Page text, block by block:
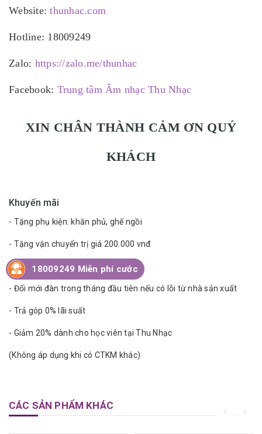
Website:thunhac.com
Hotline: 18009249
Zalo: https://zalo.me/thunhac
Facebook: Trung tâm Âm nhạc Thu Nhạc
XIN CHÂN THÀNH CẢM ƠN QUÝ
KHÁCH
Khuyến mãi
- Tặng phụ kiện: khăn phủ, ghế ngồi
- Tặng vận chuyển trị giá 200.000 vnđ
- Bảo hành 1 năm
- Đổi mới đàn trong tháng đầu tiên nếu có lỗi từ nhà sản xuất
- Trả góp 0% lãi suất
- Giảm 20% dành cho học viên tại Thu Nhạc
(Không áp dụng khi có CTKM khác)
CÁC SẢN PHẨM KHÁC
18009249 Miễn phí cước